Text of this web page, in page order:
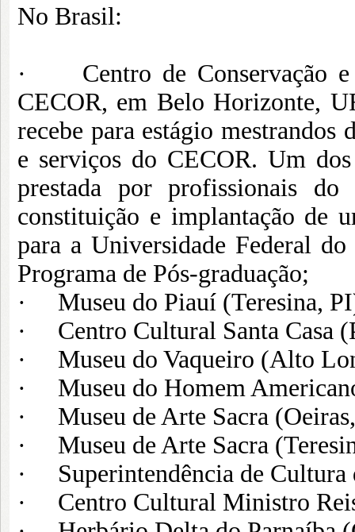
No Brasil:
· Centro de Conservação e
CECOR, em Belo Horizonte,
recebe para estágio mestrandos
e serviços do CECOR. Um
prestada por profissionais
constituição e implantação de
para a Universidade Federal
Programa de Pós-graduação;
· Museu do Piauí (Teresina,
· Centro Cultural Santa Casa
· Museu do Vaqueiro (Alto
· Museu do Homem
· Museu de Arte Sacra
· Museu de Arte Sacra
· Superintendência de Cultura
· Centro Cultural Ministro